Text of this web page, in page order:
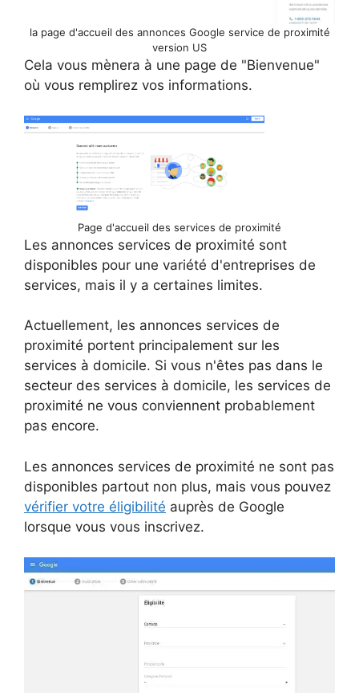
la page d'accueil des annonces Google service de proximité
version US
Cela vous mènera à une page de "Bienvenue"
où vous remplirez vos informations.
Page d'accueil des services de proximité
Les annonces services de proximité sont
disponibles pour une variété d'entreprises de
services, mais il y a certaines limites.
Actuellement, les annonces services de
proximité portent principalement sur les
services à domicile. Si vous n'êtes pas dans le
secteur des services à domicile, les services de
proximité ne vous conviennent probablement
pas encore.
Les annonces services de proximité ne sont pas
disponibles partout non plus, mais vous pouvez
vérifier votre éligibilité auprès de Google
lorsque vous vous inscrivez.